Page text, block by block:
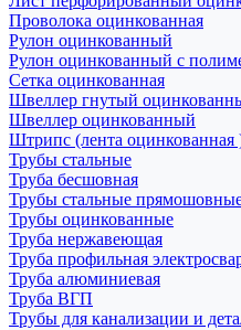
Проволока оцинкованная
Рулон оцинкованный
Рулон оцинкованный с
Сетка оцинкованная
Швеллер гнутый
Швеллер оцинкованный
Штрипс (лента оцинкованная
Трубы стальные
Труба бесшовная
Трубы стальные
Трубы оцинкованные
Труба нержавеющая
Труба профильная
Труба алюминиевая
Труба ВГП
Трубы для канализации и